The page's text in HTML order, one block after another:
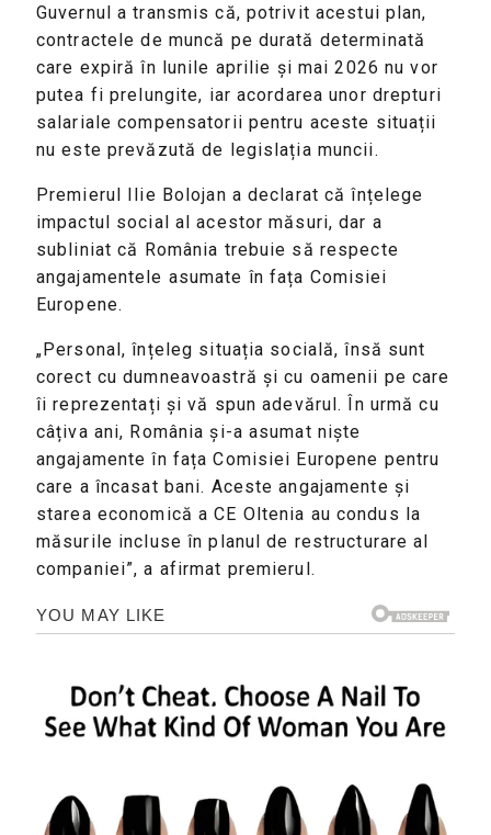
Guvernul a transmis că, potrivit acestui plan,
contractele de muncă pe durată determinată
care expiră în lunile aprilie și mai 2026 nu vor
putea fi prelungite, iar acordarea unor drepturi
salariale compensatorii pentru aceste situații
nu este prevăzută de legislația muncii.
Premierul Ilie Bolojan a declarat că înțelege
impactul social al acestor măsuri, dar a
subliniat că România trebuie să respecte
angajamentele asumate în fața Comisiei
Europene.
„Personal, înțeleg situația socială, însă sunt
corect cu dumneavoastră și cu oamenii pe care
îi reprezentați și vă spun adevărul. În urmă cu
câțiva ani, România și-a asumat niște
angajamente în fața Comisiei Europene pentru
care a încasat bani. Aceste angajamente și
starea economică a CE Oltenia au condus la
măsurile incluse în planul de restructurare al
companiei”, a afirmat premierul.